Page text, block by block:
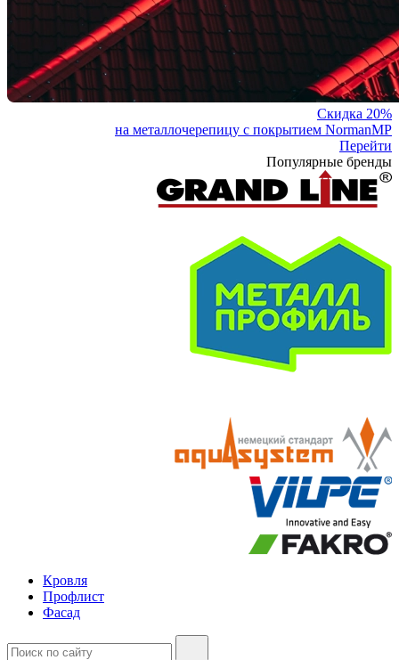
Скидка 20%
на металлочерепицу с покрытием NormanMP
Перейти
Популярные бренды
Кровля
Профлист
Фасад